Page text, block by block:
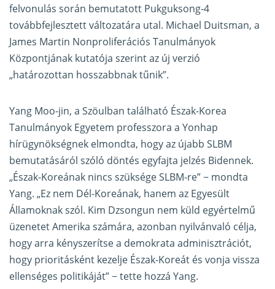
felvonulás során bemutatott Pukguksong-4
továbbfejlesztett változatára utal. Michael Duitsman, a
James Martin Nonproliferációs Tanulmányok
Központjának kutatója szerint az új verzió
„határozottan hosszabbnak tűnik”.
Yang Moo-jin, a Szöulban található Észak-Korea
Tanulmányok Egyetem professzora a Yonhap
hírügynökségnek elmondta, hogy az újabb SLBM
bemutatásáról szóló döntés egyfajta jelzés Bidennek.
„Észak-Koreának nincs szüksége SLBM-re” − mondta
Yang. „Ez nem Dél-Koreának, hanem az Egyesült
Államoknak szól. Kim Dzsongun nem küld egyértelmű
üzenetet Amerika számára, azonban nyilvánvaló célja,
hogy arra kényszerítse a demokrata adminisztrációt,
hogy prioritásként kezelje Észak-Koreát és vonja vissza
ellenséges politikáját” − tette hozzá Yang.